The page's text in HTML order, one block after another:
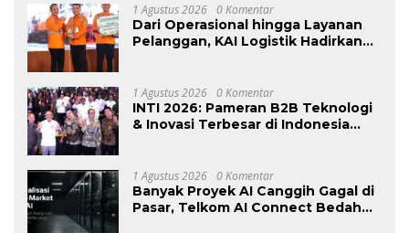
1 Agustus 2026 0 Komentar
Dari Operasional hingga Layanan
Pelanggan, KAI Logistik Hadirkan
1 Agustus 2026 0 Komentar
INTI 2026: Pameran B2B Teknologi
& Inovasi Terbesar di Indonesia
1 Agustus 2026 0 Komentar
Banyak Proyek AI Canggih Gagal di
Pasar, Telkom AI Connect Bedah